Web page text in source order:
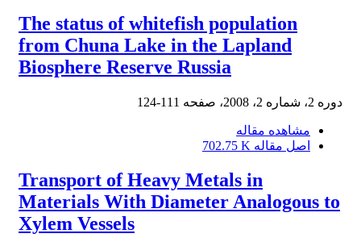
The status of whitefish population
from Chuna Lake in the Lapland
Biosphere Reserve Russia
دوره 2، شماره 2، 2008، صفحه 111-124
مشاهده مقاله
اصل مقاله 702.75 K
Transport of Heavy Metals in
Materials With Diameter Analogous to
Xylem Vessels